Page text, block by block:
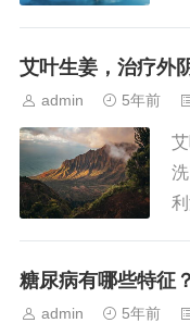
艾叶生姜，治疗外
admin 5年前
糖尿病有哪些特征
admin 5年前